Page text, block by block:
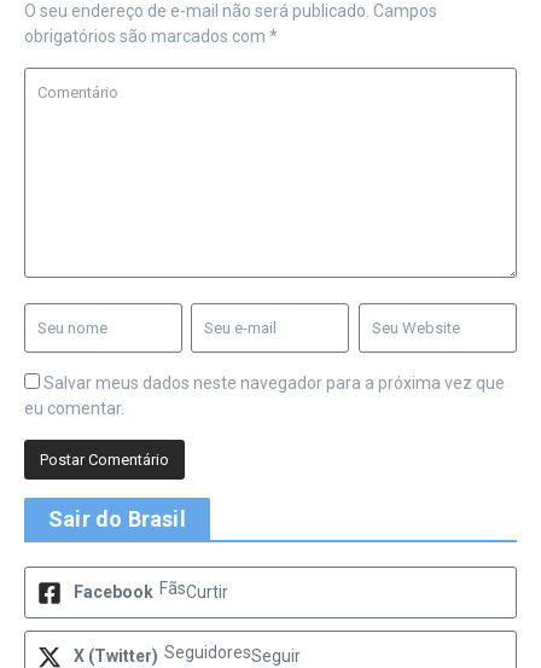
O seu endereço de e-mail não será publicado. Campos
obrigatórios são marcados com *
Salvar meus dados neste navegador para a próxima vez que
eu comentar.
Sair do Brasil
Facebook FãsCurtir
X (Twitter) SeguidoresSeguir